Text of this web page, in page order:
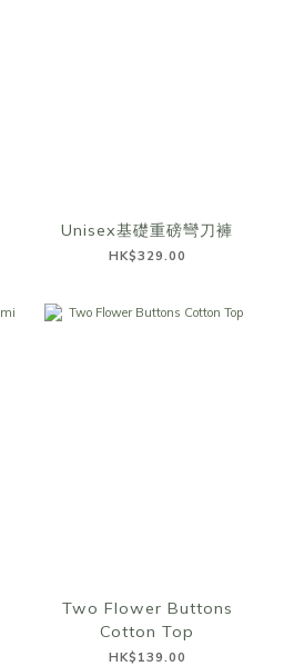
Unisex基礎重磅彎刀褲
HK$329.00
Two Flower Buttons
Cotton Top
HK$139.00